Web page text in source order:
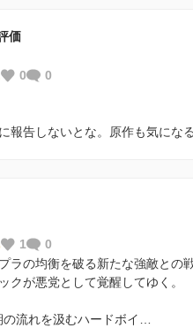
価
0
0
報告しないとな。原作も気にな
1
0
ラの均衡を破る新たな強敵との
クが悪党として覚醒してゆく。
流れを汲むハードボイ…